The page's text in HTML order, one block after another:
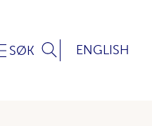
SØK ENGLISH